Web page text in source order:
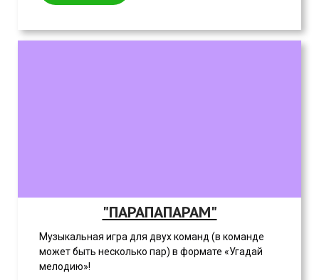
"ПАРАПАПАРАМ"
Музыкальная игра для двух команд (в команде
может быть несколько пар) в формате «Угадай
мелодию»!